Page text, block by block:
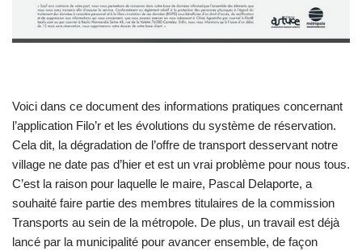
Voici dans ce document des informations pratiques concernant
l’application Filo’r et les évolutions du système de réservation.
Cela dit, la dégradation de l’offre de transport desservant notre
village ne date pas d’hier et est un vrai problème pour nous tous.
C’est la raison pour laquelle le maire, Pascal Delaporte, a
souhaité faire partie des membres titulaires de la commission
Transports au sein de la métropole. De plus, un travail est déjà
lancé par la municipalité pour avancer ensemble, de façon